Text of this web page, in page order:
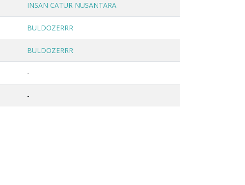
INSAN CATUR NUSANTARA
BULDOZERRR
BULDOZERRR
-
-